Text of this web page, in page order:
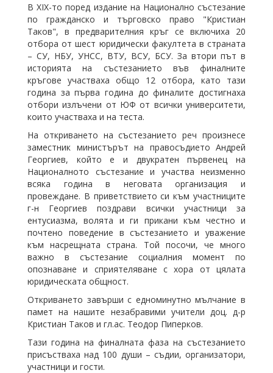
В XIХ-то поред издание на Национално състезание
по гражданско и търговско право "Кристиан
Таков", в предварителния кръг се включиха 20
отбора от шест юридически факултета в страната
– СУ, НБУ, УНСС, ВТУ, ВСУ, БСУ. За втори път в
историята на състезанието във финалните
кръгове участваха общо 12 отбора, като тази
година за първа година до финалите достигнаха
отбори излъчени от ЮФ от всички университети,
които участваха и на теста.
На откриването на състезанието реч произнесе
заместник министърът на правосъдието Андрей
Георгиев, който е и двукратен първенец на
Националното състезание и участва неизменно
всяка година в неговата организация и
провеждане. В приветствието си към участниците
г-н Георгиев поздрави всички участници за
ентусиазма, волята и ги прикани към честно и
почтено поведение в състезанието и уважение
към насрещната страна. Той посочи, че много
важно в състезание социалния момент по
опознаване и сприятеляване с хора от цялата
юридическата общност.
Откриването завърши с едноминутно мълчание в
памет на нашите незабравими учители доц. д-р
Кристиан Таков и гл.ас. Теодор Пиперков.
Тази година на финалната фаза на състезанието
присъстваха над 100 души – съдии, организатори,
участници и гости.